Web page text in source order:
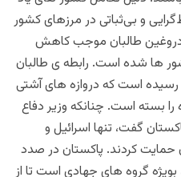
و بی‌ثباتی در مرزهای کشور
دروغین طالبان موجب کاهش
ها شده است. رابطه ی طالبان
رسیده است که دروازه های آشتی
بسته است. چنانکه وزیر دفاع
گفت، تنها اسرائیل و
حمایت کردند. پاکستان در صدد
گروه های جهادی است تا از